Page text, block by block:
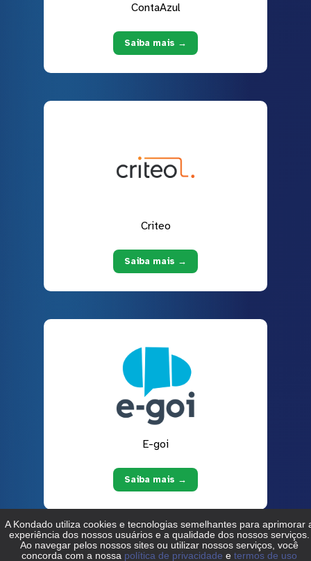
ContaAzul
Saiba mais →
Criteo
Saiba mais →
E-goi
Saiba mais →